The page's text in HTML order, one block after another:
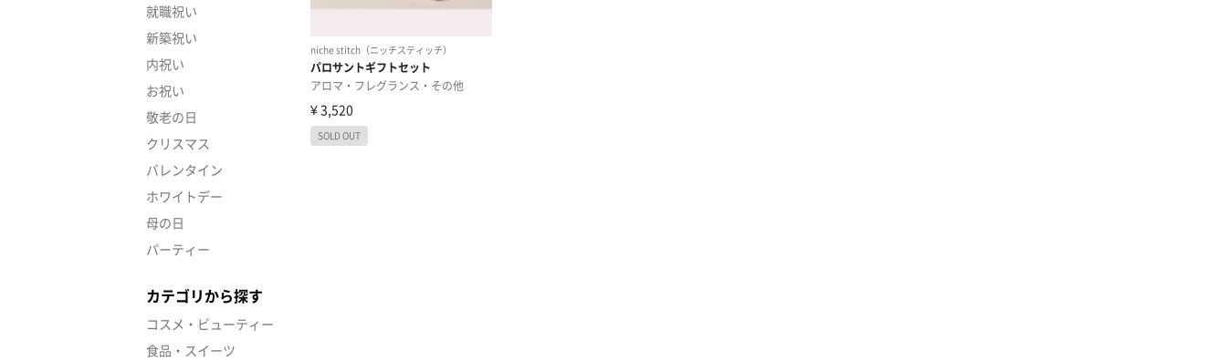
就職祝い
新築祝い
内祝い
お祝い
敬老の日
クリスマス
バレンタイン
ホワイトデー
母の日
パーティー
カテゴリから探す
コスメ・ビューティー
食品・スイーツ